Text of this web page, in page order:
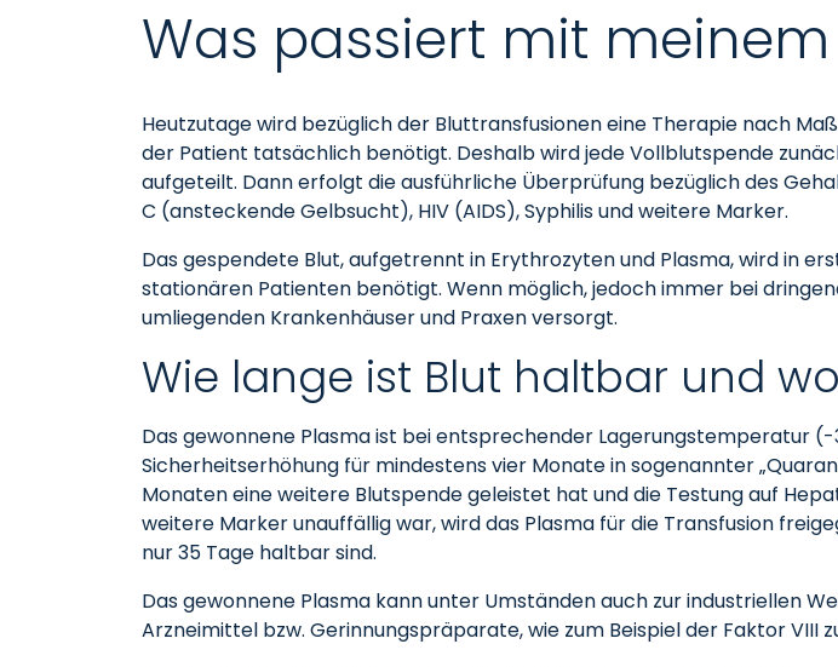
Was passiert mit
Heutzutage wird bezüglich der Bluttransfusionen eine Therapie nach
der Patient tatsächlich benötigt. Deshalb wird jede Vollblutspende
aufgeteilt. Dann erfolgt die ausführliche Überprüfung bezüglich des
C (ansteckende Gelbsucht), HIV (AIDS), Syphilis und weitere Marker.
Das gespendete Blut, aufgetrennt in Erythrozyten und Plasma, wird in
stationären Patienten benötigt. Wenn möglich, jedoch immer bei
umliegenden Krankenhäuser und Praxen versorgt.
Wie lange ist Blut haltbar und
Das gewonnene Plasma ist bei entsprechender Lagerungstemperatur
Sicherheitserhöhung für mindestens vier Monate in sogenannter
Monaten eine weitere Blutspende geleistet hat und die Testung auf
weitere Marker unauffällig war, wird das Plasma für die Transfusion
nur 35 Tage haltbar sind.
Das gewonnene Plasma kann unter Umständen auch zur industriellen
Arzneimittel bzw. Gerinnungspräparate, wie zum Beispiel der Faktor VIII